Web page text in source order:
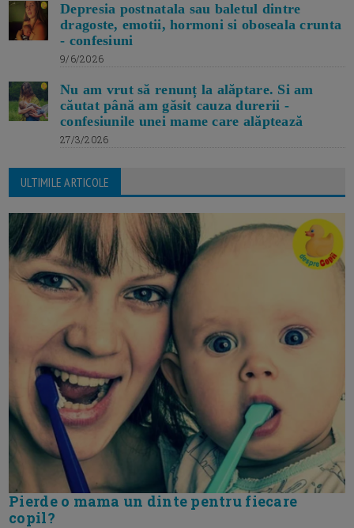
Depresia postnatala sau baletul dintre
dragoste, emotii, hormoni si oboseala crunta
- confesiuni
9/6/2026
Nu am vrut să renunț la alăptare. Si am
căutat până am găsit cauza durerii -
confesiunile unei mame care alăptează
27/3/2026
ULTIMILE ARTICOLE
Pierde o mama un dinte pentru fiecare
copil?